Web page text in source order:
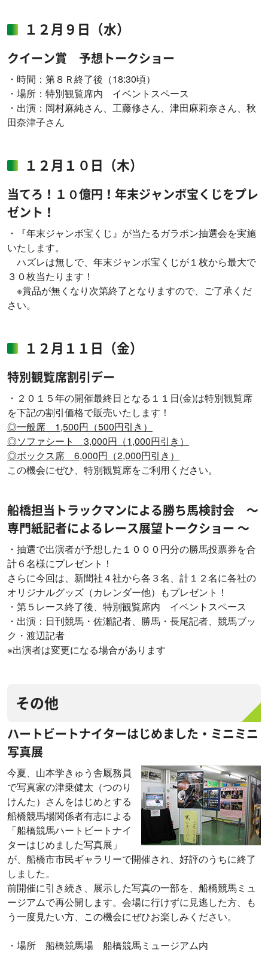
１２月９日（水）
クイーン賞 予想トークショー
・時間：第８Ｒ終了後（18:30頃）
・場所：特別観覧席内 イベントスペース
・出演：岡村麻純さん、工藤修さん、津田麻莉奈さん、秋
田奈津子さん
１２月１０日（木）
当てろ！１０億円！年末ジャンボ宝くじをプレ
ゼント！
・『年末ジャンボ宝くじ』が当たるガラポン抽選会を実施
いたします。
ハズレは無しで、年末ジャンボ宝くじが１枚から最大で
３０枚当たります！
※賞品が無くなり次第終了となりますので、ご了承くだ
さい。
１２月１１日（金）
特別観覧席割引デー
・２０１５年の開催最終日となる１１日(金)は特別観覧席
を下記の割引価格で販売いたします！
◎一般席 1,500円（500円引き）
◎ソファシート 3,000円（1,000円引き）
◎ボックス席 6,000円（2,000円引き）
この機会にぜひ、特別観覧席をご利用ください。
船橋担当トラックマンによる勝ち馬検討会 ～
専門紙記者によるレース展望トークショー ～
・抽選で出演者が予想した１０００円分の勝馬投票券を合
計６名様にプレゼント！
さらに今回は、新聞社４社から各３名、計１２名に各社の
オリジナルグッズ（カレンダー他）もプレゼント！
・第５レース終了後、特別観覧席内 イベントスペース
・出演：日刊競馬・佐瀬記者、勝馬・長尾記者、競馬ブッ
ク・渡辺記者
※出演者は変更になる場合があります
その他
ハートビートナイターはじめました・ミニミニ
写真展
今夏、山本学きゅう舎厩務員
で写真家の津乗健太（つのり
けんた）さんをはじめとする
船橋競馬場関係者有志による
「船橋競馬ハートビートナイ
ターはじめました写真展」
が、船橋市市民ギャラリーで開催され、好評のうちに終了
しました。
前開催に引き続き、展示した写真の一部を、船橋競馬ミュ
ージアムで再公開します。会場に行けずに見逃した方、も
う一度見たい方、この機会にぜひお楽しみください。
・場所 船橋競馬場 船橋競馬ミュージアム内